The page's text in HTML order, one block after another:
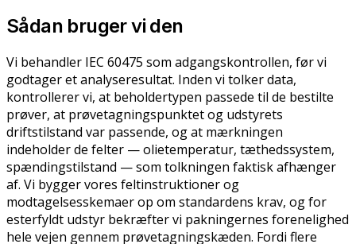
Sådan bruger vi den
Vi behandler IEC 60475 som adgangskontrollen, før vi
godtager et analyseresultat. Inden vi tolker data,
kontrollerer vi, at beholdertypen passede til de bestilte
prøver, at prøvetagningspunktet og udstyrets
driftstilstand var passende, og at mærkningen
indeholder de felter — olietemperatur, tæthedssystem,
spændingstilstand — som tolkningen faktisk afhænger
af. Vi bygger vores feltinstruktioner og
modtagelsesskemaer op om standardens krav, og for
esterfyldt udstyr bekræfter vi pakningernes forenelighed
hele vejen gennem prøvetagningskæden. Fordi flere